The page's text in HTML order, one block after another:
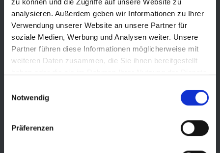
zu können und die Zugriffe auf unsere Website zu
analysieren. Außerdem geben wir Informationen zu Ihrer
Verwendung unserer Website an unsere Partner für
soziale Medien, Werbung und Analysen weiter. Unsere
Partner führen diese Informationen möglicherweise mit
weiteren Daten zusammen, die Sie ihnen bereitgestellt
Notwendig
Präferenzen
SERVICETOOLS